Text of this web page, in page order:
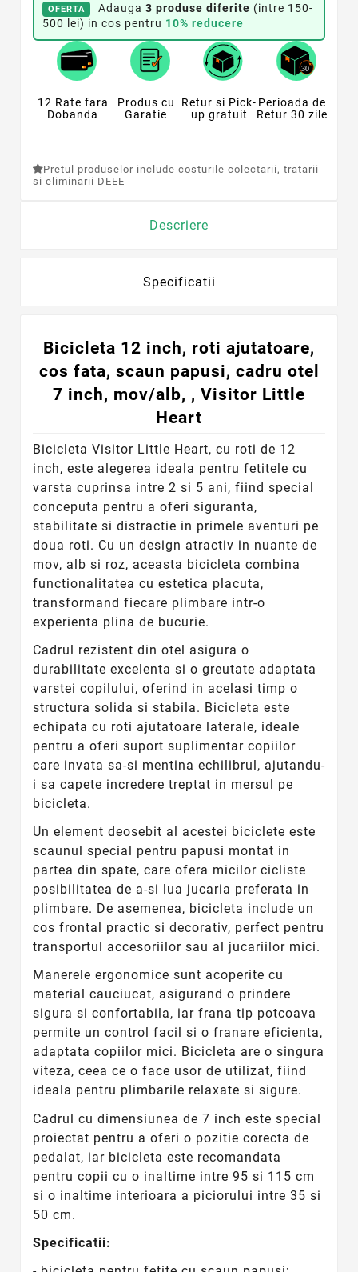
OFERTA Adauga 3 produse diferite (intre 150-
500 lei) in cos pentru 10% reducere
12 Rate fara
Dobanda
Produs cu
Garatie
Retur si Pick-
up gratuit
Perioada de
Retur 30 zile
Pretul produselor include costurile colectarii, tratarii
si eliminarii DEEE
Descriere
Specificatii
Bicicleta 12 inch, roti ajutatoare,
cos fata, scaun papusi, cadru otel
7 inch, mov/alb, , Visitor Little
Heart
Bicicleta Visitor Little Heart, cu roti de 12
inch, este alegerea ideala pentru fetitele cu
varsta cuprinsa intre 2 si 5 ani, fiind special
conceputa pentru a oferi siguranta,
stabilitate si distractie in primele aventuri pe
doua roti. Cu un design atractiv in nuante de
mov, alb si roz, aceasta bicicleta combina
functionalitatea cu estetica placuta,
transformand fiecare plimbare intr-o
experienta plina de bucurie.
Cadrul rezistent din otel asigura o
durabilitate excelenta si o greutate adaptata
varstei copilului, oferind in acelasi timp o
structura solida si stabila. Bicicleta este
echipata cu roti ajutatoare laterale, ideale
pentru a oferi suport suplimentar copiilor
care invata sa-si mentina echilibrul, ajutandu-
i sa capete incredere treptat in mersul pe
bicicleta.
Un element deosebit al acestei biciclete este
scaunul special pentru papusi montat in
partea din spate, care ofera micilor cicliste
posibilitatea de a-si lua jucaria preferata in
plimbare. De asemenea, bicicleta include un
cos frontal practic si decorativ, perfect pentru
transportul accesoriilor sau al jucariilor mici.
Manerele ergonomice sunt acoperite cu
material cauciucat, asigurand o prindere
sigura si confortabila, iar frana tip potcoava
permite un control facil si o franare eficienta,
adaptata copiilor mici. Bicicleta are o singura
viteza, ceea ce o face usor de utilizat, fiind
ideala pentru plimbarile relaxate si sigure.
Cadrul cu dimensiunea de 7 inch este special
proiectat pentru a oferi o pozitie corecta de
pedalat, iar bicicleta este recomandata
pentru copii cu o inaltime intre 95 si 115 cm
si o inaltime interioara a piciorului intre 35 si
50 cm.
Specificatii: